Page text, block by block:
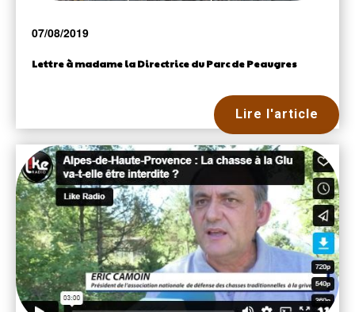
07/08/2019
Lettre à madame la Directrice du Parc de Peaugres
Lire l'article